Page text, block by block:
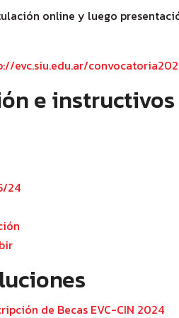
online y luego
evc.siu.edu.ar/
e instructivos
24
de Becas EVC-CIN 2024